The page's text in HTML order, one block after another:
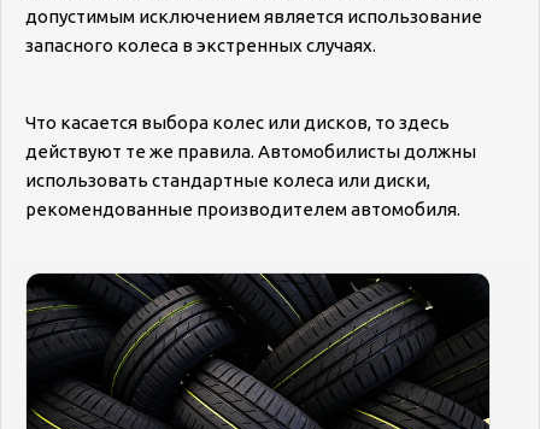
допустимым исключением является использование
запасного колеса в экстренных случаях.
Что касается выбора колес или дисков, то здесь
действуют те же правила. Автомобилисты должны
использовать стандартные колеса или диски,
рекомендованные производителем автомобиля.